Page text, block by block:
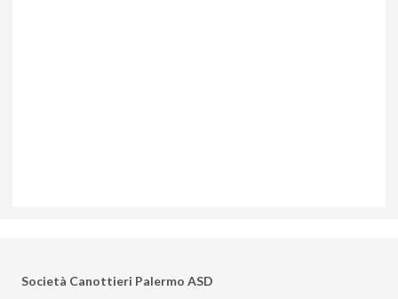
Società Canottieri Palermo ASD